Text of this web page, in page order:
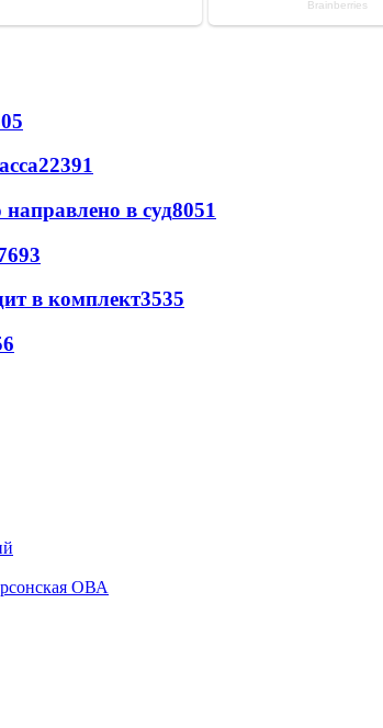
22391
в суд8051
в комплект3535
ОВА